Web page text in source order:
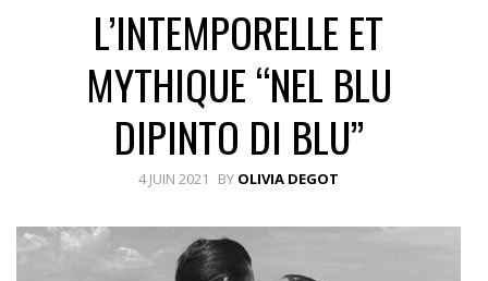
L’INTEMPORELLE ET
MYTHIQUE “NEL BLU
DIPINTO DI BLU”
4 JUIN 2021 BY OLIVIA DEGOT